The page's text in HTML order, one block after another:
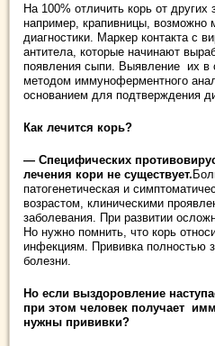
На 100% отличить корь от
например, крапивницы, возможно
диагностики. Маркер контакта с
антитела, которые начинают
появления сыпи. Выявление их в
методом иммуноферментного
основанием для подтверждения
Как лечится корь?
— Специфических
лечения кори не существует.
патогенетическая и
возрастом, клиническими
заболевания. При развитии
Но нужно помнить, что корь
инфекциям. Прививка полностью
болезни.
Но если выздоровление
при этом человек получает
нужны прививки?